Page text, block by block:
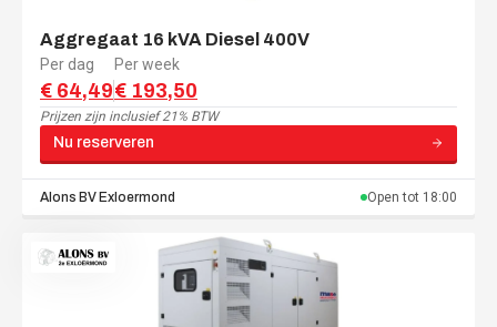
Aggregaat 16 kVA Diesel 400V
Per dag
€ 64,49
Per week
€ 193,50
Prijzen zijn inclusief 21% BTW
Nu reserveren
Alons BVExloermond Open tot 18:00